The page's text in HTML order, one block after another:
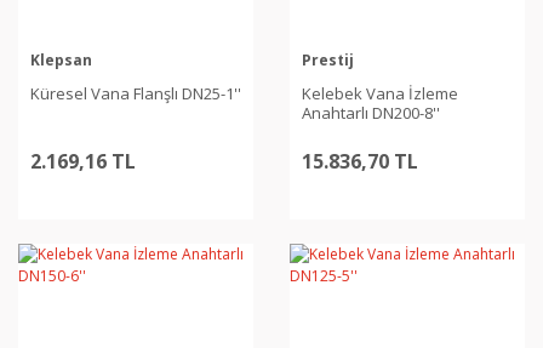
Klepsan
Küresel Vana Flanşlı DN25-1''
2.169,16 TL
Prestij
Kelebek Vana İzleme
Anahtarlı DN200-8''
15.836,70 TL